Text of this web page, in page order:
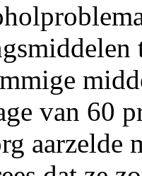
van 60
aarzelde